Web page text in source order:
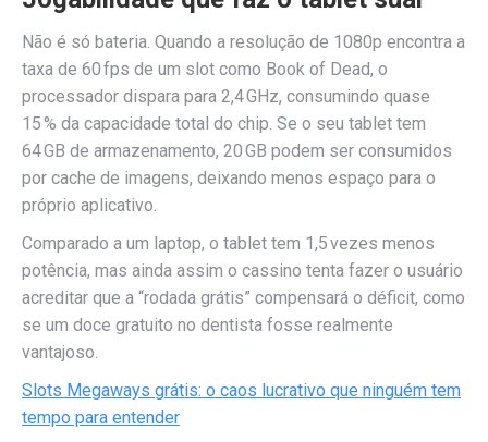
Não é só bateria. Quando a resolução de 1080p encontra a
taxa de 60 fps de um slot como Book of Dead, o
processador dispara para 2,4 GHz, consumindo quase
15 % da capacidade total do chip. Se o seu tablet tem
64 GB de armazenamento, 20 GB podem ser consumidos
por cache de imagens, deixando menos espaço para o
próprio aplicativo.
Comparado a um laptop, o tablet tem 1,5 vezes menos
potência, mas ainda assim o cassino tenta fazer o usuário
acreditar que a “rodada grátis” compensará o déficit, como
se um doce gratuito no dentista fosse realmente
vantajoso.
Slots Megaways grátis: o caos lucrativo que ninguém tem
tempo para entender